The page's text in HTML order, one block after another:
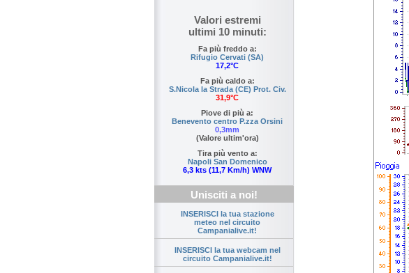
Valori estremi
ultimi 10 minuti:
Fa più freddo a:
Rifugio Cervati (SA)
17,2°C
Fa più caldo a:
S.Nicola la Strada (CE) Prot. Civ.
31,9°C
Piove di più a:
Benevento centro P.zza Orsini
0,3mm
(Valore ultim'ora)
Tira più vento a:
Napoli San Domenico
6,3 kts (11,7 Km/h) WNW
Unisciti a noi!
INSERISCI la tua stazione
meteo nel circuito
Campanialive.it!
INSERISCI la tua webcam nel
circuito Campanialive.it!